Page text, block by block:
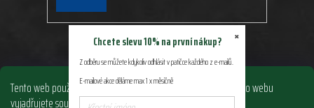
Tento web používá soubory cookie. Dalším procházením tohoto webu
vyjadřujete souhlas s jejich používáním.. Více informacízde.
SE
×
Chcete slevu 10% na první nákup?
Z odběru se můžete kdykoliv odhlásit v patičce každého z e-mailů.
E-mailové akce děláme max 1 x měsíčně